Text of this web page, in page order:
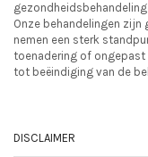
Onze behandelingen
nemen een sterk
toenadering of ongepast
tot beëindiging van de
DISCLAIMER